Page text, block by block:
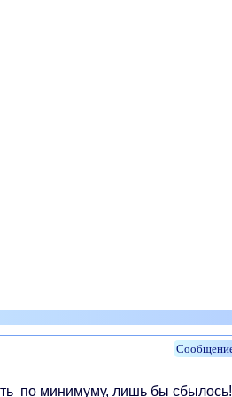
по минимуму, лишь бы сбылось!